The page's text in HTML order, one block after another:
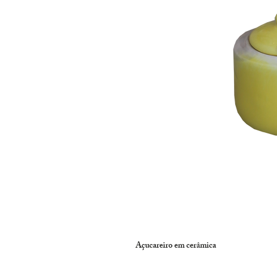
Açucareiro em cerâmica